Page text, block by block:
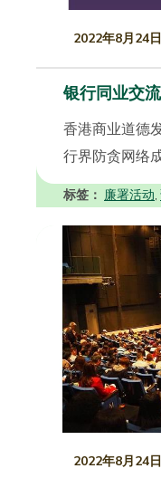
2022年8月24日
银行同业交
香港商业道德
行界防贪网络
标签： 廉署活动,
2022年8月24日